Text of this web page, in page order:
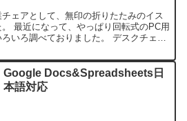
ェアとして、無印の折りたたみのイス
最近になって、やっぱり回転式のPC用
いろ調べておりました。 デスクチェア
Google Docs&Spreadsheets日
本語対応